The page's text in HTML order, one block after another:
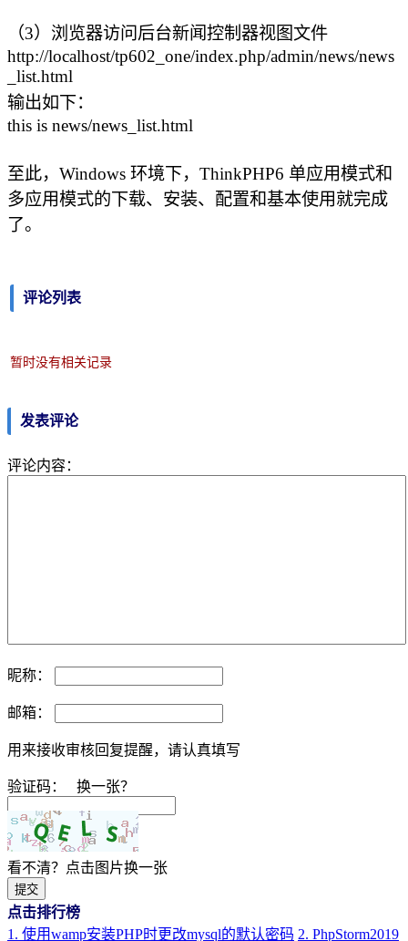
（3）浏览器访问后台新闻控制器视图文件
http://localhost/tp602_one/index.php/admin/news/news
_list.html
输出如下：
this is news/news_list.html
至此，Windows 环境下，ThinkPHP6 单应用模式和
多应用模式的下载、安装、配置和基本使用就完成
了。
评论列表
暂时没有相关记录
发表评论
评论内容：
昵称：
邮箱：
用来接收审核回复提醒，请认真填写
验证码： 换一张？
看不清？点击图片换一张
提交
点击排行榜
1. 使用wamp安装PHP时更改mysql的默认密码 2. PhpStorm2019